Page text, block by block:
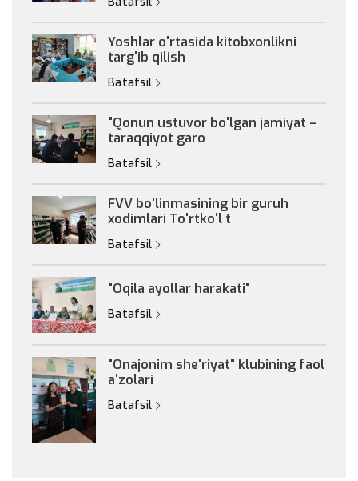
Yoshlar o'rtasida kitobxonlikni
targ'ib qilish
Batafsil
"Qonun ustuvor bo'lgan jamiyat –
taraqqiyot garo
Batafsil
FVV bo'linmasining bir guruh
xodimlari To'rtko'l t
Batafsil
"Oqila ayollar harakati"
Batafsil
"Onajonim she'riyat" klubining faol
a'zolari
Batafsil